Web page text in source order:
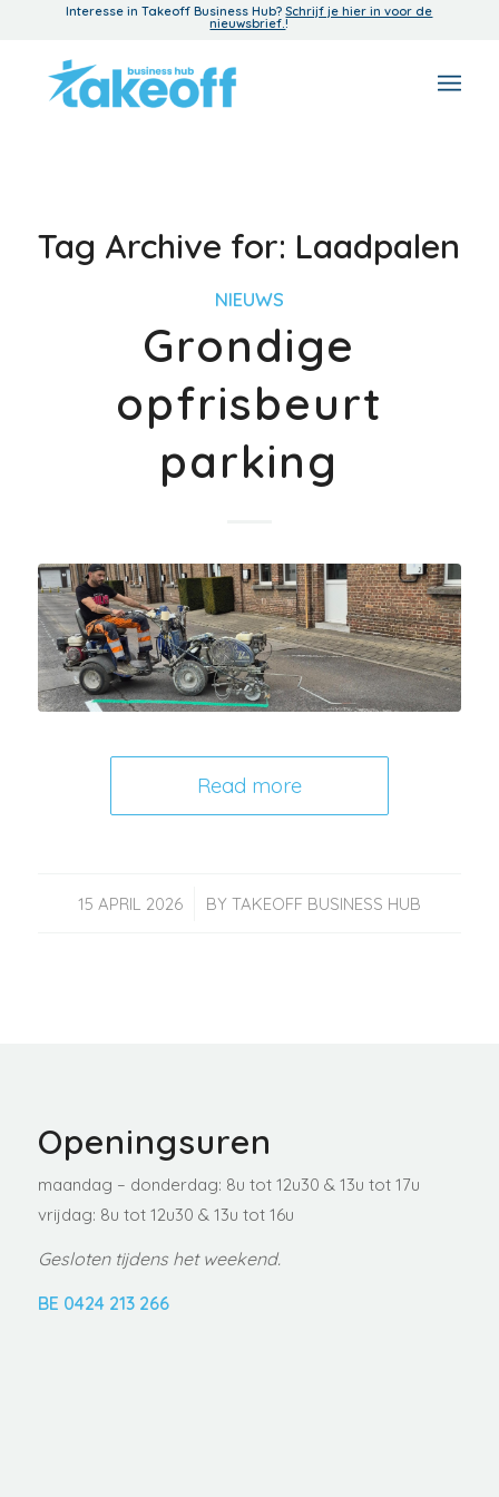
Interesse in Takeoff Business Hub?Schrijf je hier in voor de
nieuwsbrief.!
Tag Archive for: Laadpalen
NIEUWS
Grondige
opfrisbeurt
parking
Read more
15 APRIL 2026
/ BY TAKEOFF BUSINESS HUB
Openingsuren
maandag – donderdag: 8u tot 12u30 & 13u tot 17u
vrijdag: 8u tot 12u30 & 13u tot 16u
Gesloten tijdens het weekend.
BE 0424 213 266